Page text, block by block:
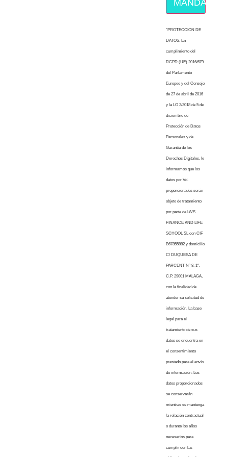
MÁNDAME
“PROTECCION DE
DATOS: En
cumplimiento del
RGPD (UE) 2016/679
del Parlamento
Europeo y del Consejo
de 27 de abril de 2016
y la LO 3/2018 de 5 de
diciembre de
Protección de Datos
Personales y de
Garantía de los
Derechos Digitales, le
informamos que los
datos por Vd.
proporcionados serán
objeto de tratamiento
por parte de LWS
FINANCE AND LIFE
SCHOOL SL con CIF
B67855882 y domicilio
C/ DUQUESA DE
PARCENT Nº 8, 1º,
C.P. 29001 MALAGA,
con la finalidad de
atender su solicitud de
información. La base
legal para el
tratamiento de sus
datos se encuentra en
el consentimiento
prestado para el envío
de información. Los
datos proporcionados
se conservarán
mientras se mantenga
la relación contractual
o durante los años
necesarios para
cumplir con las